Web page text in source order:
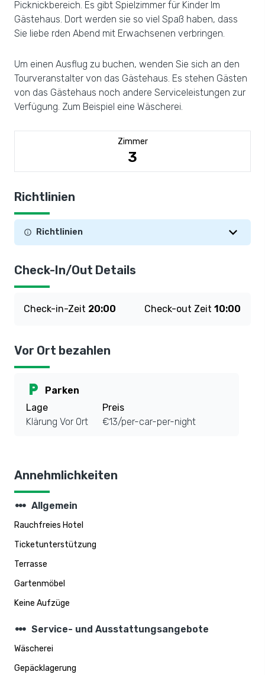
Picknickbereich. Es gibt Spielzimmer für Kinder Im
Gästehaus. Dort werden sie so viel Spaß haben, dass
Sie liebe rden Abend mit Erwachsenen verbringen.
Um einen Ausflug zu buchen, wenden Sie sich an den
Tourveranstalter von das Gästehaus. Es stehen Gästen
von das Gästehaus noch andere Serviceleistungen zur
Verfügung. Zum Beispiel eine Wäscherei.
Zimmer
3
Richtlinien
Richtlinien
Check-In/Out Details
Check-in-Zeit 20:00 Check-out Zeit 10:00
Vor Ort bezahlen
local_parking
Parken
Lage
Klärung Vor Ort
Preis
€13/per-car-per-night
Annehmlichkeiten
steppers Allgemein
Rauchfreies Hotel
Ticketunterstützung
Terrasse
Gartenmöbel
Keine Aufzüge
steppers Service- und Ausstattungsangebote
Wäscherei
Gepäcklagerung